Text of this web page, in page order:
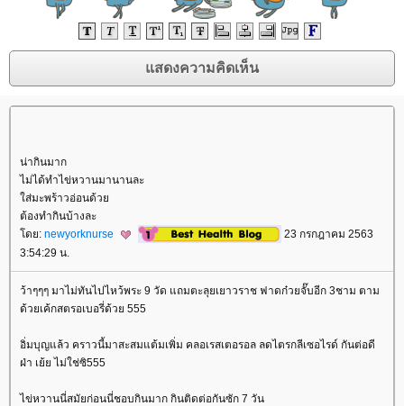
น่ากินมาก
ไม่ได้ทำไข่หวานมานานละ
ส่มะพร้าวอ่อนด้ว
ต้องทำกินบ้างละ
ดย: newyorknurse
23 กรกฎาคม 2563
3:54:29 น.
ว้าๆๆๆ มาไม่ทันไปไหว้พระ 9 วัด แถมตะลุยเยาวราช ฟาดก๋วยจั๊บอีก 3ชาม ตาม
ด้วยเค้กสตรอเบอรี่ด้วย 555
อิ่มบุญแล้ว คราวนี้มาสะสมแต้มเพิ่ม คลอเรสเตอรอล ลดไตรกลีเซอไรด์ กันต่อดี
ฝ่า เย้ย ไม่ใช่ซิ555
ไข่หวานนี่สมัยก่อนนี่ชอบกินมาก กินติดต่อกันซัก 7 วัน